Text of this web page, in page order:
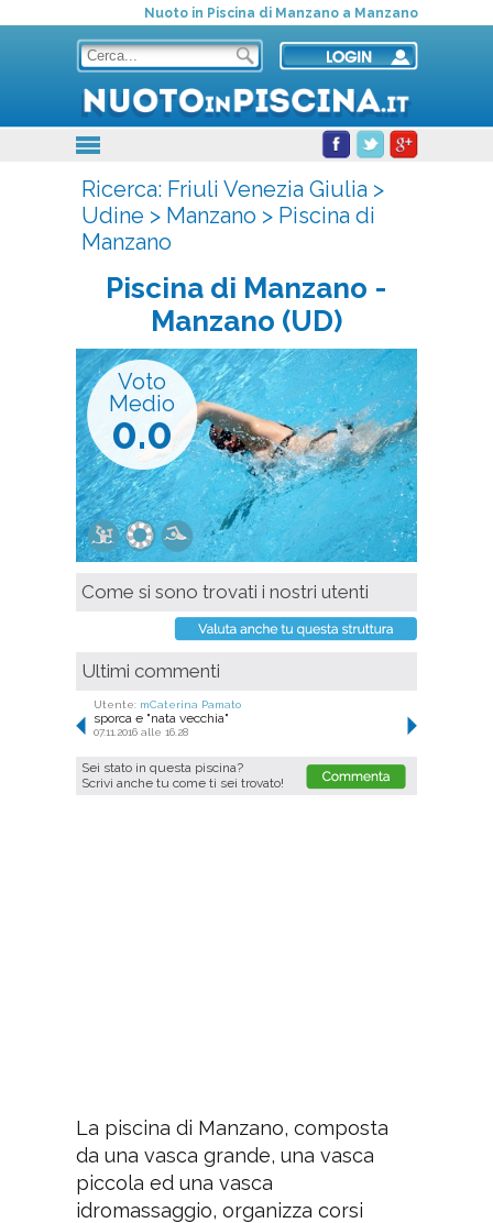
Nuoto in Piscina di Manzano a Manzano
Ricerca: Friuli Venezia Giulia>
Udine > Manzano > Piscina di
Manzano
Piscina di Manzano -
Manzano (UD)
Voto
Medio
0.0
Come si sono trovati i nostri utenti
Ultimi commenti
Utente: mCaterina Pamato
sporca e "nata vecchia"
07.11.2016 alle 16.28
Sei stato in questa piscina?
Scrivi anche tu come ti sei trovato!
La piscina di Manzano, composta
da una vasca grande, una vasca
piccola ed una vasca
idromassaggio, organizza corsi